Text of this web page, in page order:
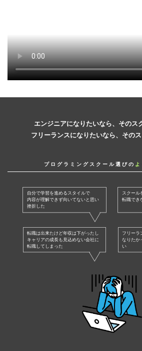
エンジニアになりたいなら、そのス
フリーランスになりたいなら、その
プログラミングスクール選びの
自分で学習を進めるスタイルで
内容が理解できず向いてないと思い
挫折した
スクール
転職でき
転職は出来たけど年収は下がったし
キャリアの成長も見込めない会社に
転職してしまった
フリーラ
なりたか
い